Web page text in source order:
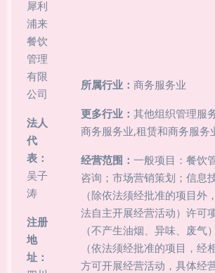
犀利
浦来
餐饮
管理
有限
公司
法人
代
表：
吴子
涛
注册
地
址：
所属行业： 商务服务业
更多行业： 其他组织管理服
商务服务业,租赁和商务服务
经营范围： 一般项目：餐饮
咨询；市场营销策划；信息
（除依法须经批准的项目外
法自主开展经营活动）许可
（不产生油烟、异味、废气
（依法须经批准的项目，经
方可开展经营活动，具体经